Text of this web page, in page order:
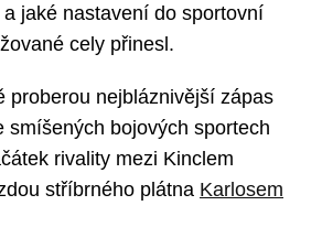
jaké nastavení do sportovní
cely přinesl.
proberou nejbláznivější zápas
smíšených bojových sportech
rivality mezi Kinclem
stříbrného plátna Karlosem